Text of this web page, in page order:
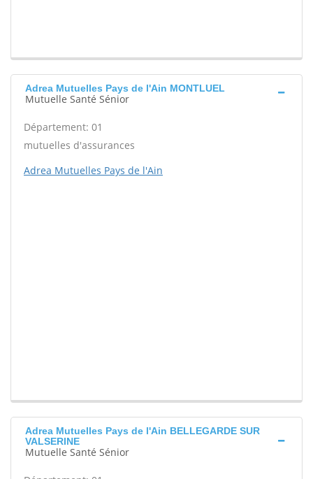
Adrea Mutuelles Pays de l'Ain MONTLUEL
Mutuelle Santé Sénior
Département: 01
mutuelles d'assurances
Adrea Mutuelles Pays de l'Ain
Adrea Mutuelles Pays de l'Ain BELLEGARDE SUR
VALSERINE
Mutuelle Santé Sénior